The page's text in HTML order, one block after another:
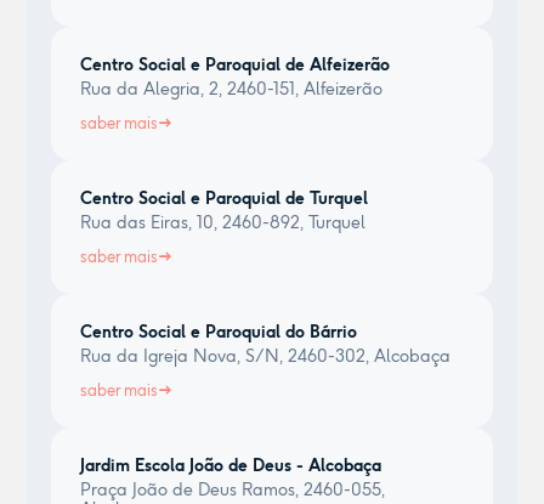
Centro Social e Paroquial de Alfeizerão
Rua da Alegria, 2, 2460-151, Alfeizerão
saber mais
Centro Social e Paroquial de Turquel
Rua das Eiras, 10, 2460-892, Turquel
saber mais
Centro Social e Paroquial do Bárrio
Rua da Igreja Nova, S/N, 2460-302, Alcobaça
saber mais
Jardim Escola João de Deus - Alcobaça
Praça João de Deus Ramos, 2460-055,